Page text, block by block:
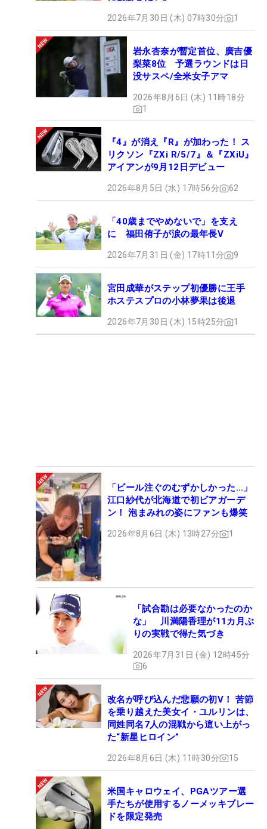
2026年7月30日 (木) 07時30分 1
岩永杏奈が暫定首位、廣吉優
梨菜8位 予選ラウンドは日
没サスペ/全米女子アマ
2026年8月6日 (木) 11時18分
1
『4』が消え『R』が加わった！ ス
リクソン『ZXi R/5/7』＆『ZXiU』
アイアンが9月12日デビュー
2026年8月5日 (水) 17時56分 62
「40歳までやめないで」を支え
に 福田侑子が涙の最年長V
2026年7月31日 (金) 17時11分 9
宮田成華がステップ初優勝に王手
ホステスプロの小林夢果は後退
2026年7月30日 (木) 15時25分 1
「ビール注ぐのむずかしかった…」
江口紗代が北海道で初ビアガーデ
ン！ 泡まみれの姿にファンも爆笑
2026年8月6日 (木) 13時27分 1
「試合勘は必要なかったのか
な」 川満陽香理が11カ月ぶ
りの実戦で得た気づき
2026年7月31日 (金) 12時45分
6
改名が呼び込んだ悲願の初V！ 苦節
を乗り越えた美女イ・ユルリンは、
同姓同名7人の混戦から這い上がっ
た“新星ヒロイン”
2026年8月6日 (木) 11時30分 15
米国キャロウェイ、PGAツアー選
手たちが使用するノーメッキブレー
ドを限定発売